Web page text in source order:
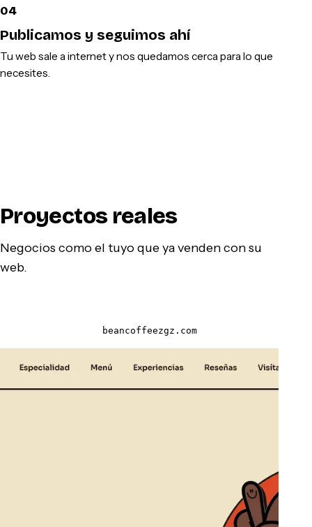
04
Publicamos y seguimos ahí
Tu web sale a internet y nos quedamos cerca para lo que
necesites.
Proyectos reales
Negocios como el tuyo que ya venden con su
web.
beancoffeezgz.com